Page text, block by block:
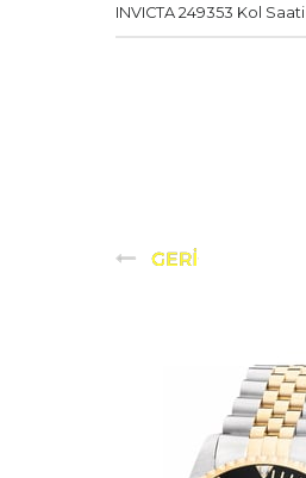
INVICTA 249353 Kol Saati